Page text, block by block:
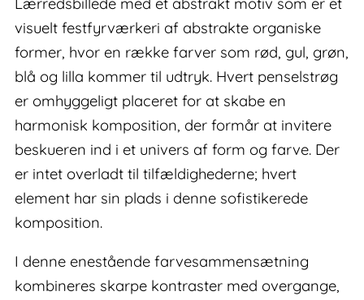
visuelt festfyrværkeri af abstrakte organiske
former, hvor en række farver som rød, gul, grøn,
blå og lilla kommer til udtryk. Hvert penselstrøg
er omhyggeligt placeret for at skabe en
harmonisk komposition, der formår at invitere
beskueren ind i et univers af form og farve. Der
er intet overladt til tilfældighederne; hvert
element har sin plads i denne sofistikerede
komposition.
I denne enestående farvesammensætning
kombineres skarpe kontraster med overgange,